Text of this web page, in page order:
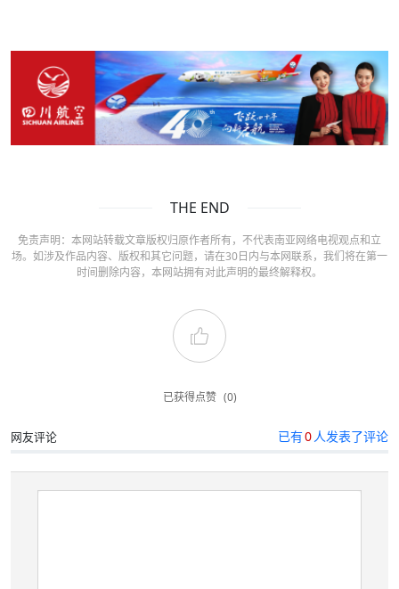
THE END
免责声明：本网站转载文章版权归原作者所有，不代表南亚网络电视观点和立
场。如涉及作品内容、版权和其它问题，请在30日内与本网联系，我们将在第一
时间删除内容，本网站拥有对此声明的最终解释权。
已获得点赞 (0)
网友评论 已有0人发表了评论